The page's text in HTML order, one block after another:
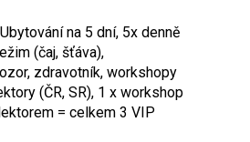
Ubytování na 5 dní, 5x denně
(čaj, šťáva),
zdravotník, workshopy
(ČR, SR), 1 x workshop
= celkem 3 VIP